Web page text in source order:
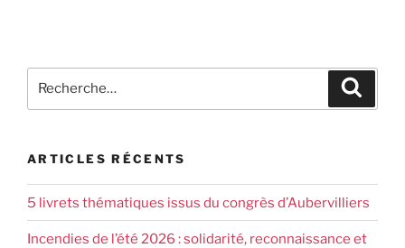
ARTICLES RÉCENTS
5 livrets thématiques issus du congrès d’Aubervilliers
Incendies de l’été 2026 : solidarité, reconnaissance et